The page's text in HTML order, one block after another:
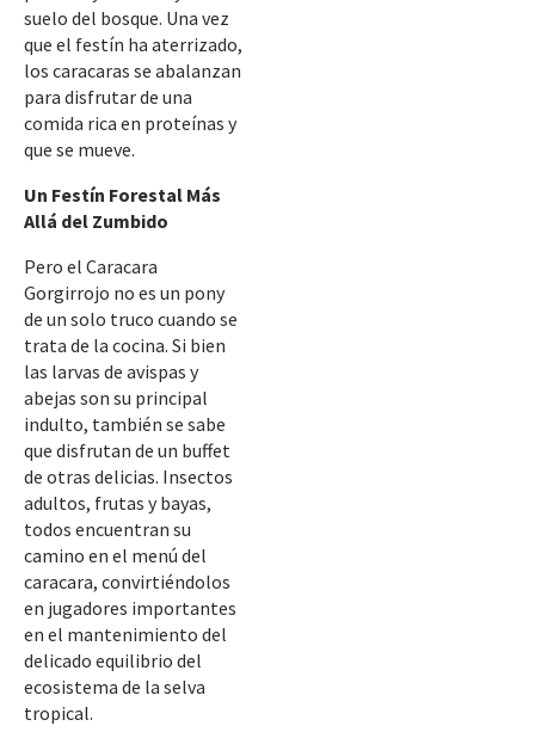
suelo del bosque. Una vez
que el festín ha aterrizado,
los caracaras se abalanzan
para disfrutar de una
comida rica en proteínas y
que se mueve.
Un Festín Forestal Más
Allá del Zumbido
Pero el Caracara
Gorgirrojo no es un pony
de un solo truco cuando se
trata de la cocina. Si bien
las larvas de avispas y
abejas son su principal
indulto, también se sabe
que disfrutan de un buffet
de otras delicias. Insectos
adultos, frutas y bayas,
todos encuentran su
camino en el menú del
caracara, convirtiéndolos
en jugadores importantes
en el mantenimiento del
delicado equilibrio del
ecosistema de la selva
tropical.